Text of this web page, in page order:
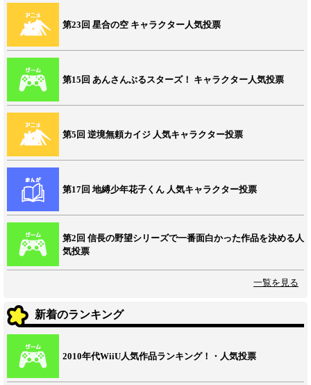
第23回 星合の空 キャラクター人気投票
第15回 あんさんぶるスターズ！ キャラクター人気投票
第5回 逆境無頼カイジ 人気キャラクター投票
第17回 地縛少年花子くん 人気キャラクター投票
第2回 信長の野望シリーズで一番面白かった作品を決める人
気投票
一覧を見る
新着のランキング
2010年代WiiU人気作品ランキング！・人気投票